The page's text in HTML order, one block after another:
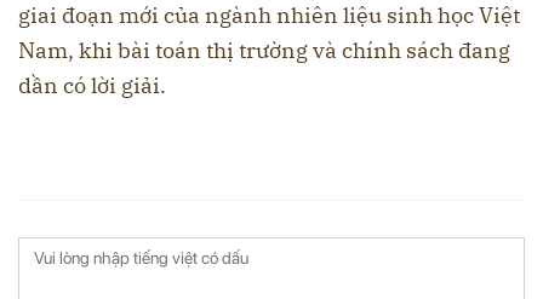
giai đoạn mới của ngành nhiên liệu sinh học Việt
Nam, khi bài toán thị trường và chính sách đang
dần có lời giải.